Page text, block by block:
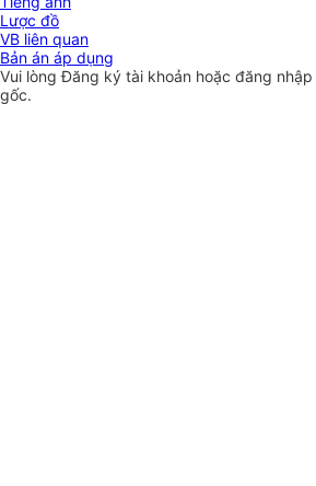
Lược đồ
VB liên quan
Bản án áp dụng
Vui lòngĐăng ký tài khoản hoặc đăng nhập
gốc.